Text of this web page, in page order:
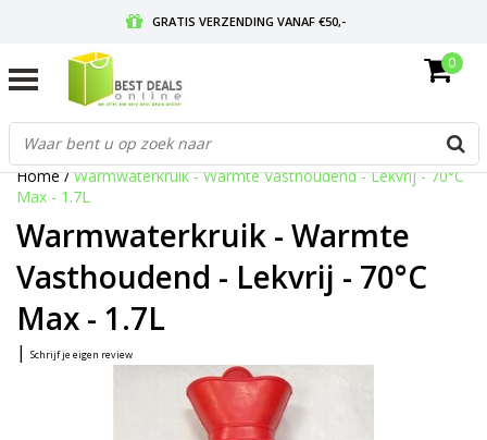
GRATIS VERZENDING VANAF €50,-
GRATIS RETOURNEREN EN 30 DAGEN BEDENKTIJD
0
Home/Warmwaterkruik - Warmte Vasthoudend - Lekvrij - 70°C
Max - 1.7L
Warmwaterkruik - Warmte
Vasthoudend - Lekvrij - 70°C
Max - 1.7L
| Schrijf je eigen review